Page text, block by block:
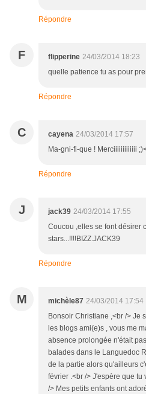
Répondre
F flipperine 24/03/2014 18:23
quelle patience tu as pour
Répondre
C cayena 24/03/2014 17:57
Ma-gni-fi-que ! Merciiiiiiiiiiiii
Répondre
J jack39 24/03/2014 17:55
Coucou ,elles se font désirer
stars...!!!!BIZZ.JACK39
Répondre
M michèle87 24/03/2014 17:54
Bonsoir Christiane ,<br /> Je
les blogs ami(e)s , vous me
absence prolongée n'était
balades dans le Languedoc
de la partie alors qu'ailleurs
février .<br /> J'espère que
/> Mes petits enfants ont